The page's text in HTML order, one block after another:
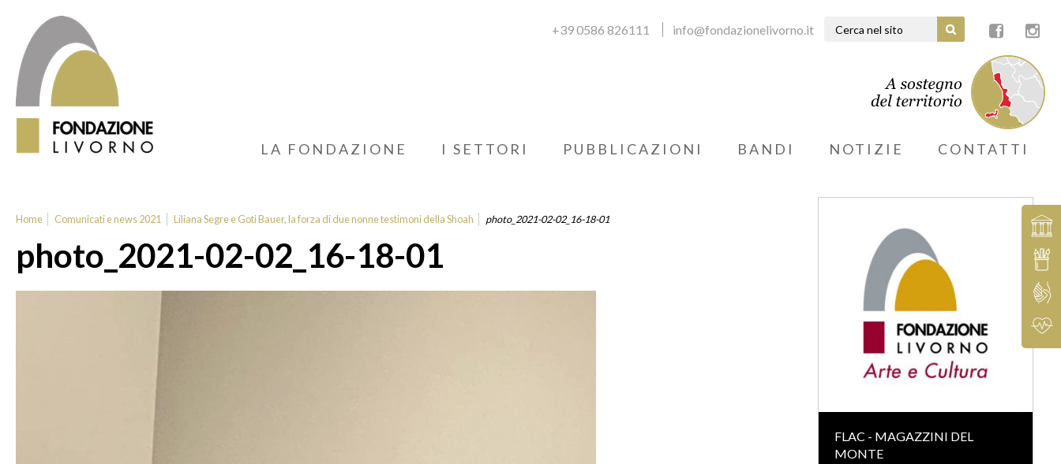
+39 0586 826111 info@fondazionelivorno.it
LA FONDAZIONE I SETTORI PUBBLICAZIONI BANDI NOTIZIE CONTATTI
Home Comunicati e news 2021 Liliana Segre e Goti Bauer, la forza di due nonne testimoni della Shoah photo_2021-02-02_16-18-01
photo_2021-02-02_16-18-01
FLAC - MAGAZZINI DEL
MONTE